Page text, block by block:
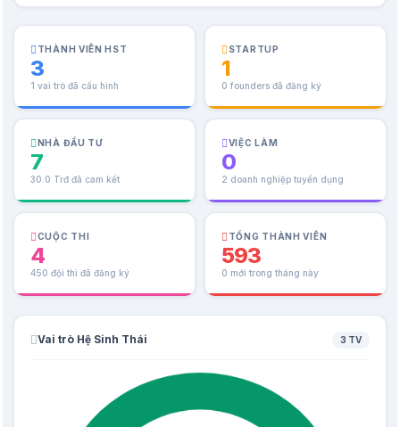
THÀNH VIÊN HST
3
1 vai trò đã cấu hình
STARTUP
1
0 founders đã đăng ký
NHÀ ĐẦU TƯ
7
30.0 Trđ đã cam kết
VIỆC LÀM
0
2 doanh nghiệp tuyển dụng
CUỘC THI
4
450 đội thi đã đăng ký
TỔNG THÀNH VIÊN
593
0 mới trong tháng này
Vai trò Hệ Sinh Thái 3 TV